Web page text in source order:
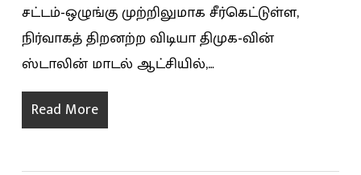
சட்டம்-ஒழுங்கு முற்றிலுமாக சீர்கெட்டுள்ள,
நிர்வாகத் திறனற்ற விடியா திமுக-வின்
ஸ்டாலின் மாடல் ஆட்சியில்,…
Read More